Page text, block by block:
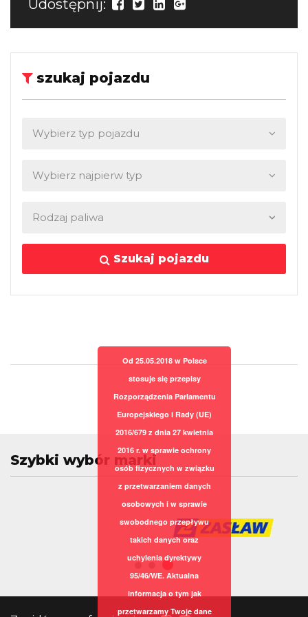
Udostępnij:
szukaj pojazdu
Szukaj pojazdu
Szybki wybór marki
Od 25.05.2018 w Polsce
stosuje się przepisy
Rozporządzenia Parlamentu
Europejskiego i Rady (UE)
2016/679 z dnia 27 kwietnia
2016 r. w sprawie ochrony
osób fizycznych w związku
z przetwarzaniem danych
osobowych i w sprawie
swobodnego przepływu
takich danych oraz
uchylenia dyrektywy
95/46/WE. Aktualna
informacja o tym jak
przetwarzamy Twoje dane